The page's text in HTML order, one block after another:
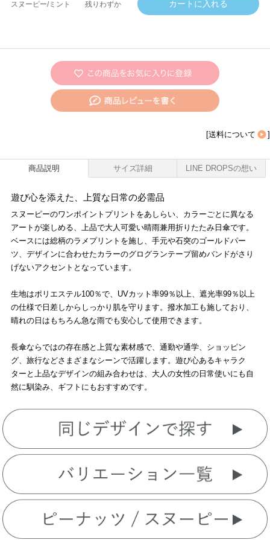
スヌーピー/ミント 残りわずか
[送料について ]
商品説明 サイズ詳細 LINE DROPSの想い
遊び心を添えた、上質な日常の必需品
スヌーピーのワンポイントプリントをあしらい、カラーごとに異なる
アートが楽しめる、上品で大人可愛い晴雨兼用折りたたみ日傘です。
ベースには総柄のラメプリントを施し、手元や石突のゴールドパー
ツ、デザインに合わせたカラーのグログランテープ留めバンドがさり
げないアクセントとなっています。
生地はポリエステル100％で、UVカット率99％以上、遮光率99％以上
の仕様で日差しからしっかり肌を守ります。撥水加工も施しており、
晴れの日はもちろん急な雨でも安心して使用できます。
長傘ならではの存在感と上質な素材感で、通勤や通学、ショッピン
グ、旅行などさまざまなシーンで活躍します。遊び心あるキャラク
ターと上品なデザインの組み合わせは、大人の女性の日常使いにも自
然に馴染み、ギフトにもおすすめです。